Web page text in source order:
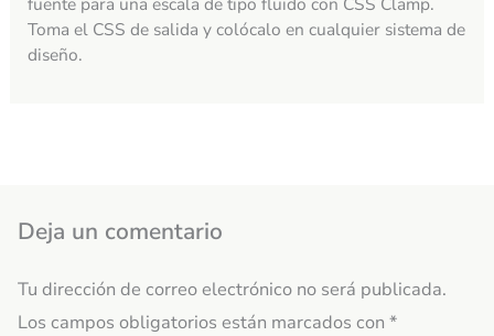
Toma el CSS de salida y colócalo en cualquier sistema de
diseño.
Deja un comentario
Tu dirección de correo electrónico no será publicada.
Los campos obligatorios están marcados con*